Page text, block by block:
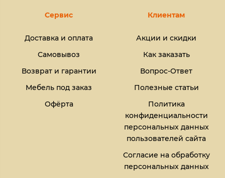
Сервис
Доставка и оплата
Самовывоз
Возврат и гарантии
Мебель под заказ
Офёрта
Клиентам
Акции и скидки
Как заказать
Вопрос-Ответ
Полезные статьи
Политика
конфиденциальности
персональных данных
пользователей сайта
Согласие на обработку
персональных данных